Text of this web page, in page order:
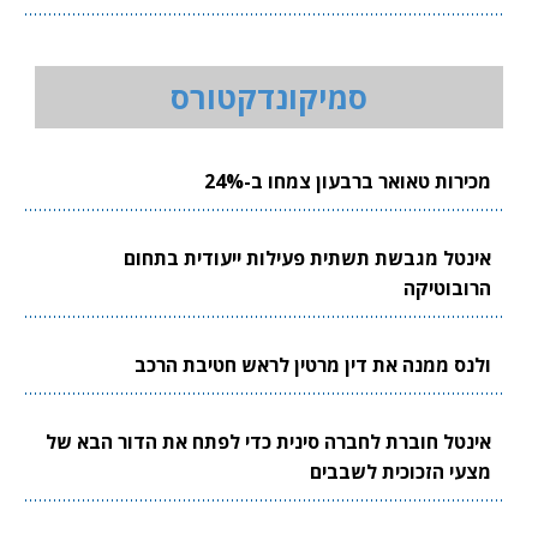
סמיקונדקטורס
מכירות טאואר ברבעון צמחו ב-24%
אינטל מגבשת תשתית פעילות ייעודית בתחום
הרובוטיקה
ולנס ממנה את דין מרטין לראש חטיבת הרכב
אינטל חוברת לחברה סינית כדי לפתח את הדור הבא של
מצעי הזכוכית לשבבים